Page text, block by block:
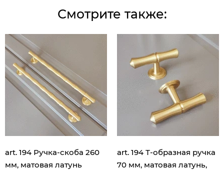
Смотрите также:
art. 194 Ручка-скоба 260
мм, матовая латунь
art. 194 Т-образная ручка
70 мм, матовая латунь,